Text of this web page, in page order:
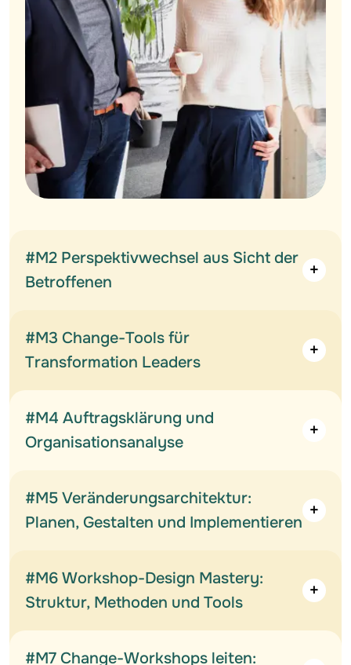
#M2 Perspektivwechsel aus Sicht der
Betroffenen
#M3 Change-Tools für
Transformation Leaders
#M4 Auftragsklärung und
Organisationsanalyse
#M5 Veränderungsarchitektur:
Planen, Gestalten und Implementieren
#M6 Workshop-Design Mastery:
Struktur, Methoden und Tools
#M7 Change-Workshops leiten: